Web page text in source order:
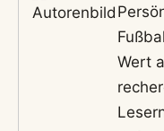
Wert